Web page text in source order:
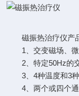
磁振热治疗仪产品特
1、交变磁场、
2、特定50Hz的
3、4种温度和3种
4、两个或四个通